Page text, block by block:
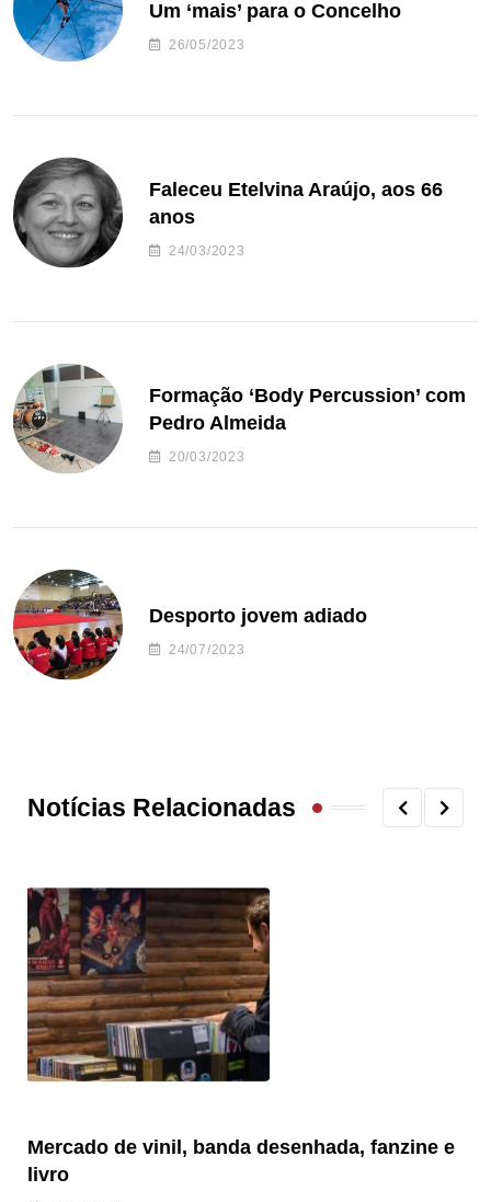
Um ‘mais’ para o Concelho
26/05/2023
Faleceu Etelvina Araújo, aos 66
anos
24/03/2023
Formação ‘Body Percussion’ com
Pedro Almeida
20/03/2023
Desporto jovem adiado
24/07/2023
Notícias Relacionadas
Mercado de vinil, banda desenhada, fanzine e
livro